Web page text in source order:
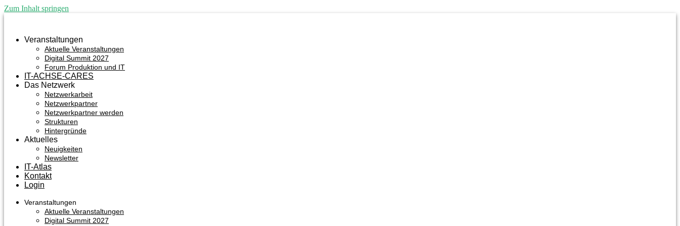
Zum Inhalt springen
Veranstaltungen
Aktuelle Veranstaltungen
Digital Summit 2027
Forum Produktion und IT
IT-ACHSE-CARES
Das Netzwerk
Netzwerkarbeit
Netzwerkpartner
Netzwerkpartner werden
Strukturen
Hintergründe
Aktuelles
Neuigkeiten
Newsletter
IT-Atlas
Kontakt
Login
Veranstaltungen
Aktuelle Veranstaltungen
Digital Summit 2027